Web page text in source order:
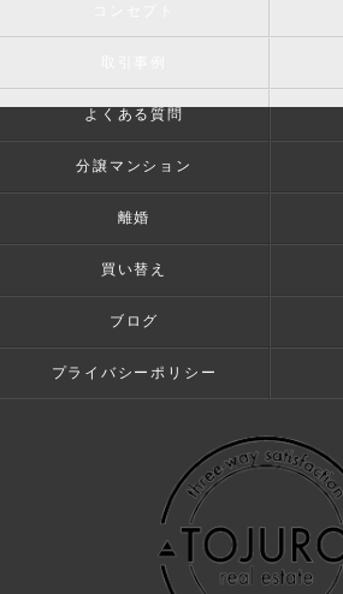
よくある質問
分譲マンション
離婚
買い替え
ブログ
プライバシーポリシー